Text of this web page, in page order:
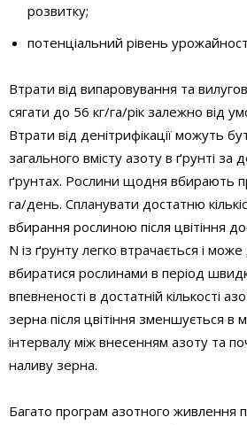
розвитку;
потенціальний рівень
Втрати від випаровування та
сягати до 56 кг/га/рік залежно від
Втрати від денітрифікації можуть
загального вмісту азоту в ґрунті за
ґрунтах. Рослини щодня вбирають
га/день. Спланувати достатню
вбирання рослиною після цвітіння
N із ґрунту легко втрачається і
вбиратися рослинами в період
впевненості в достатній кількості
зерна після цвітіння зменшується в
інтервалу між внесенням азоту та
наливу зерна.
Багато програм азотного живлення